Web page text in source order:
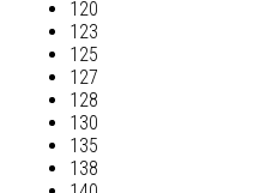
120
123
125
127
128
130
135
138